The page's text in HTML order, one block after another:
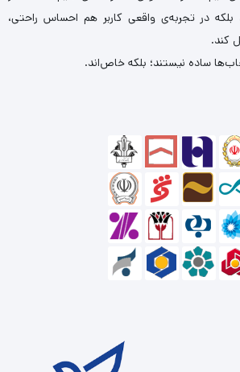
در تجربه‌ی واقعی کاربر هم احساس راحتی،
کند.
ساده نیستند؛ بلکه خاص‌اند.